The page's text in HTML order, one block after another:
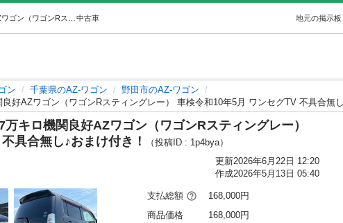
中古車 地元の掲示
ン 千葉県のAZ-ワゴン
野田市のAZ-ワゴン
良好AZワゴン（ワゴンRスティングレー） 車検令和10年5月 ワンセグTV 不具合無
万キロ機関良好AZワゴン（ワゴンRスティングレー）
具合無し♪おまけ付き！
（投稿ID : 1p4bya）
更新2026年6月22日 12:20
作成2026年5月13日 05:40
支払総額
168,000円
商品価格
168,000円